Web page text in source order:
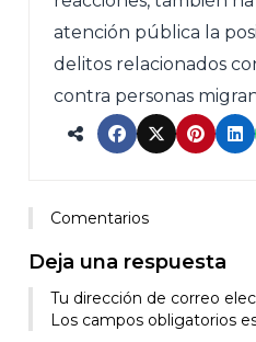
atención pública la
delitos relacionados
contra personas
Comentarios
Deja una respuesta
Tu dirección de correo
Los campos obligatorios